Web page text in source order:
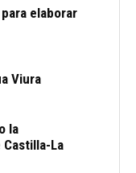
elaborar
Viura
la
La